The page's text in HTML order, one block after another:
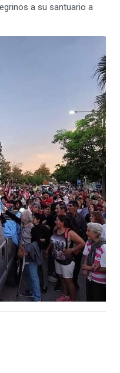
a su santuario a